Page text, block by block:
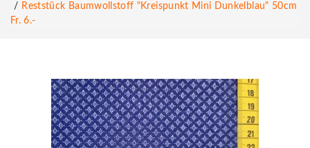
Reststück Baumwollstoff "Kreispunkt Mini Dunkelblau" 50cm
Fr. 6.-